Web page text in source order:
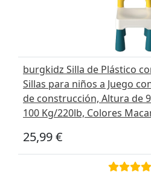
burgkidz Silla de Plástico
Sillas para niños a Juego
de construcción, Altura de
100 Kg/220lb, Colores
25,99 €